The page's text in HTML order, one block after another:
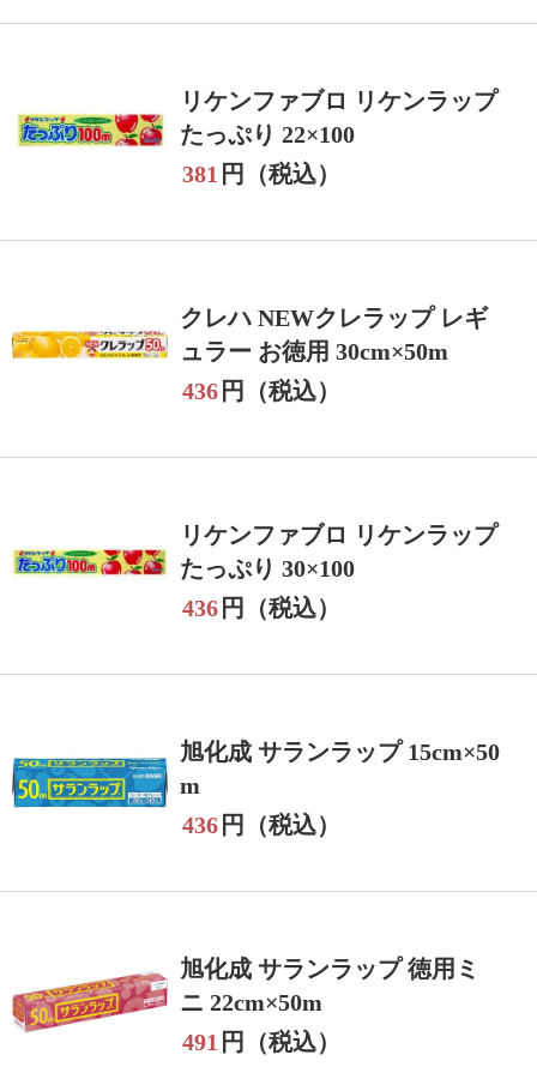
リケンファブロ リケンラップ
たっぷり 22×100
381 円（税込）
クレハ NEWクレラップ レギ
ュラー お徳用 30cm×50m
436 円（税込）
リケンファブロ リケンラップ
たっぷり 30×100
436 円（税込）
旭化成 サランラップ 15cm×50
m
436 円（税込）
旭化成 サランラップ 徳用ミ
ニ 22cm×50m
491 円（税込）